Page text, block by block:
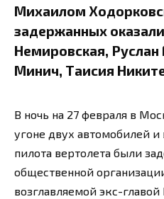
Михаилом
задержанных
Немировская,
Минич, Таисия
В ночь на 27 февраля в
угоне двух автомобилей
пилота вертолета были
общественной
возглавляемой экс-